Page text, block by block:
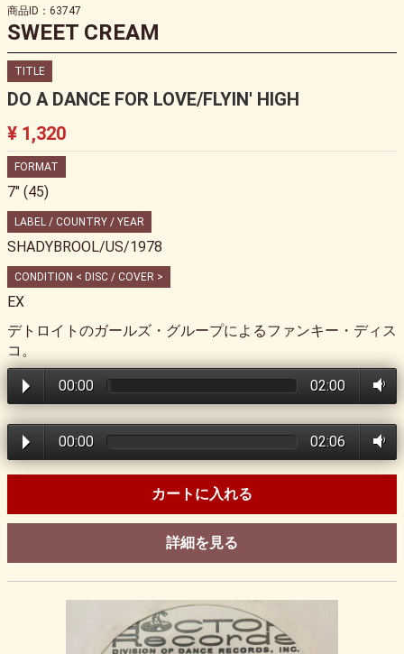
商品ID：63747
SWEET CREAM
TITLE
DO A DANCE FOR LOVE/FLYIN' HIGH
¥ 1,320
FORMAT
7" (45)
LABEL / COUNTRY / YEAR
SHADYBROOL/US/1978
CONDITION < DISC / COVER >
EX
デトロイトのガールズ・グループによるファンキー・ディス
コ。
00:00 02:00
00:00 02:06
カートに入れる
詳細を見る